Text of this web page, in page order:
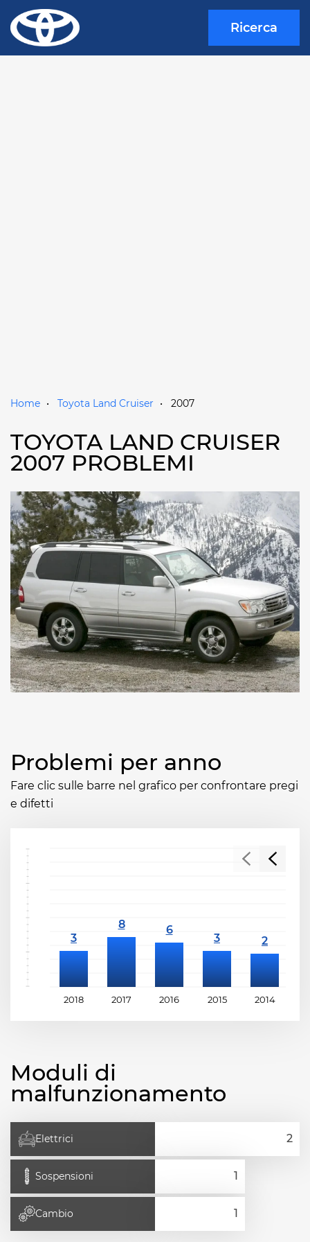
Ricerca
Home Toyota Land Cruiser 2007
TOYOTA LAND CRUISER
2007 PROBLEMI
Problemi per anno
Fare clic sulle barre nel grafico per confrontare pregi
e difetti
2018 2017 2016 2015 2014
Moduli di
malfunzionamento
Elettrici
Sospensioni
Cambio